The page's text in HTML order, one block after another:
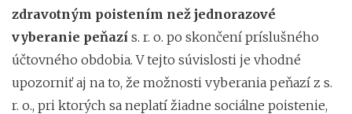
zdravotným poistením než jednorazové
vyberanie peňazí s. r. o. po skončení príslušného
účtovného obdobia. V tejto súvislosti je vhodné
upozorniť aj na to, že možnosti vyberania peňazí z s.
r. o., pri ktorých sa neplatí žiadne sociálne poistenie,